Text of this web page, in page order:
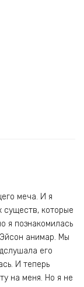
меча. И я
существ, которые
я познакомилась
анимар. Мы
его
И теперь
на меня. Но я не